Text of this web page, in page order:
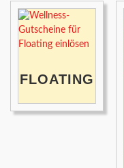
FLOATING